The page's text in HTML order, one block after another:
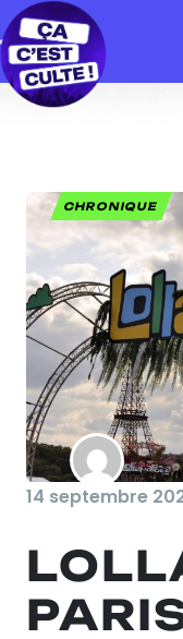
CHRONIQUE
14 septembre